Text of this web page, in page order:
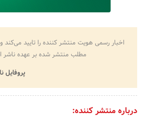
اخبار رسمی هویت منتشر کننده را تایید
مطلب منتشر شده بر عهده
پروفایل
درباره منتشر کننده: